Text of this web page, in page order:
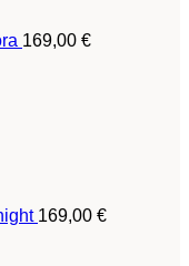
169,00 €
169,00 €